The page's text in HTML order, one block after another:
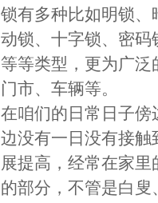
锁有多种比如明锁
动锁、十字锁、密
等等类型，更为广
门市、车辆等。
在咱们的日常日子
边没有一日没有接
展提高，经常在家
的部分，不管是白